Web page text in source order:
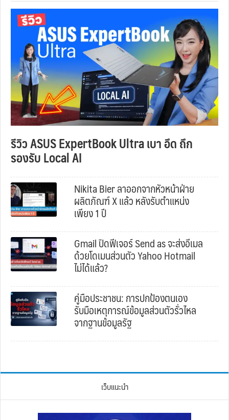
รีวิว ASUS ExpertBook Ultra เบา อึด ถึก
รองรับ Local AI
Nikita Bier ลาออกจากหัวหน้าฝ่าย
ผลิตภัณฑ์ X แล้ว หลังรับตำแหน่ง
เพียง 1 ปี
Gmail ปิดฟีเจอร์ Send as จะส่งอีเมล
ด้วยโดเมนส่วนตัว Yahoo Hotmail
ไม่ได้แล้ว?
คู่มือประชาชน: การปกป้องตนเอง
รับมือเหตุการณ์ข้อมูลส่วนตัวรั่วไหล
จากฐานข้อมูลรัฐ
เว็บแนะนำ